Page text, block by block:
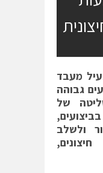
מעבד
גבוהה
של
ולשלב